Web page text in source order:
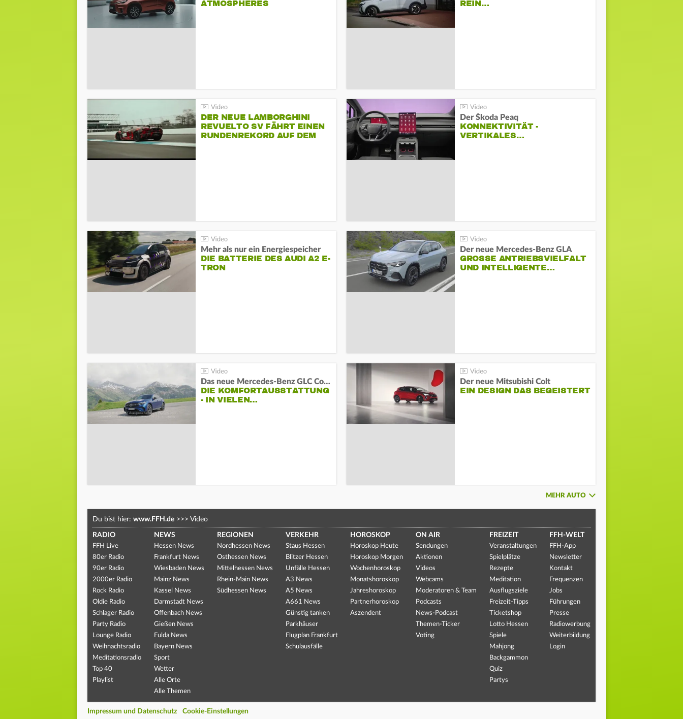
ATMOSPHERES
REIN…
DER NEUE LAMBORGHINI
REVUELTO SV FÄHRT EINEN
RUNDENREKORD AUF DEM
Der Škoda Peaq
KONNEKTIVITÄT -
VERTIKALES…
Mehr als nur ein Energiespeicher
DIE BATTERIE DES AUDI A2 E-
TRON
Der neue Mercedes-Benz GLA
GROSSE ANTRIEBSVIELFALT U
ND INTELLIGENTE…
Das neue Mercedes-Benz GLC Coupé
DIE KOMFORTAUSSTATTUNG
- IN VIELEN…
Der neue Mitsubishi Colt
EIN DESIGN DAS BEGEISTERT
MEHR AUTO
Du bist hier: www.FFH.de >>> Video
RADIO
FFH Live
80er Radio
90er Radio
2000er Radio
Rock Radio
Oldie Radio
Schlager Radio
Party Radio
Lounge Radio
Weihnachtsradio
Meditationsradio
Top 40
Playlist
NEWS
Hessen News
Frankfurt News
Wiesbaden News
Mainz News
Kassel News
Darmstadt News
Offenbach News
Gießen News
Fulda News
Bayern News
Sport
Wetter
Alle Orte
Alle Themen
REGIONEN
Nordhessen News
Osthessen News
Mittelhessen News
Rhein-Main News
Südhessen News
VERKEHR
Staus Hessen
Blitzer Hessen
Unfälle Hessen
A3 News
A5 News
A661 News
Günstig tanken
Parkhäuser
Flugplan Frankfurt
Schulausfälle
HOROSKOP
Horoskop Heute
Horoskop Morgen
Wochenhoroskop
Monatshoroskop
Jahreshoroskop
Partnerhoroskop
Aszendent
ON AIR
Sendungen
Aktionen
Videos
Webcams
Moderatoren & Team
Podcasts
News-Podcast
Themen-Ticker
Voting
FREIZEIT
Veranstaltungen
Spielplätze
Rezepte
Meditation
Ausflugsziele
Freizeit-Tipps
Ticketshop
Lotto Hessen
Spiele
Mahjong
Backgammon
Quiz
Partys
FFH-WELT
FFH-App
Newsletter
Kontakt
Frequenzen
Jobs
Führungen
Presse
Radiowerbung
Weiterbildung
Login
Impressum und Datenschutz Cookie-Einstellungen